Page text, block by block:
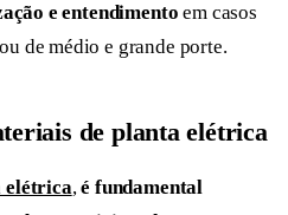
e entendimento em casos
de médio e grande porte.
de planta elétrica
elétrica,é fundamental